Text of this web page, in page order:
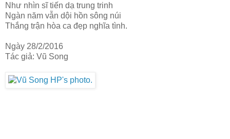
Như nhìn sĩ tiến dạ trung trinh
Ngàn năm vẫn dội hồn sông núi
Thắng trận hòa ca đẹp nghĩa tình.
Ngày 28/2/2016
Tác giả: Vũ Song